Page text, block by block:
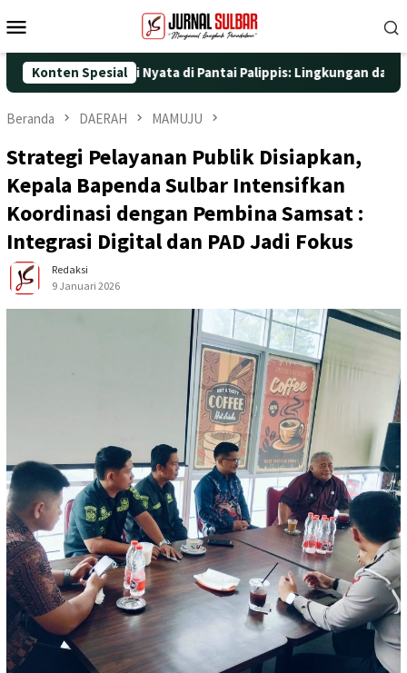
ke
Mobile
Konten Spesial
Aksi Nyata di Pantai Palippis: Lingkungan dan Kesehatan
Beranda DAERAH MAMUJU
Strategi Pelayanan Publik Disiapkan,
Kepala Bapenda Sulbar Intensifkan
Koordinasi dengan Pembina Samsat :
Integrasi Digital dan PAD Jadi Fokus
Redaksi
9 Januari 2026